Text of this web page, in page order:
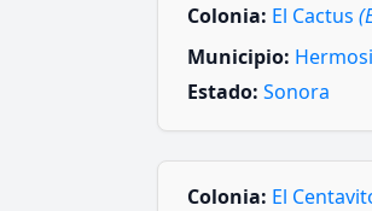
Colonia: El Cactus
Municipio:
Estado: Sonora
Colonia: El